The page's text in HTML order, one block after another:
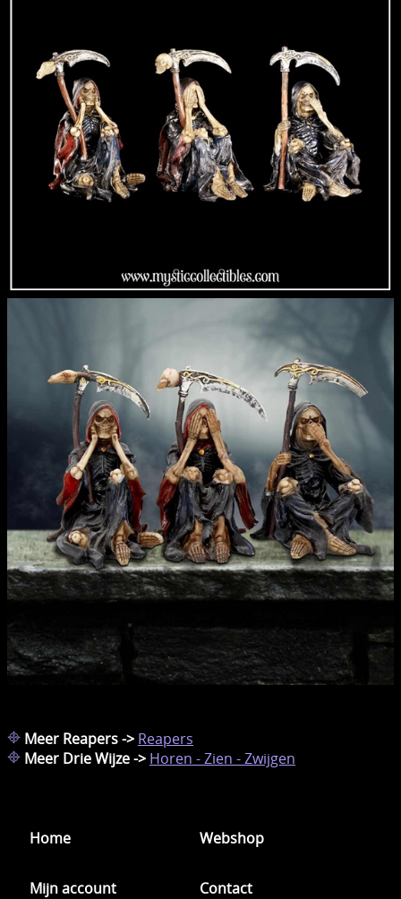
Meer Reapers -> Reapers
Meer Drie Wijze -> Horen - Zien - Zwijgen
Home Webshop
Mijn account Contact